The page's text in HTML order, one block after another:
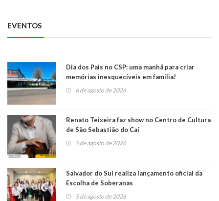
EVENTOS
Dia dos Pais no CSP: uma manhã para criar
memórias inesquecíveis em família!
6 de agosto de 2026
Renato Teixeira faz show no Centro de Cultura
de São Sebastião do Caí
5 de agosto de 2026
Salvador do Sul realiza lançamento oficial da
Escolha de Soberanas
5 de agosto de 2026